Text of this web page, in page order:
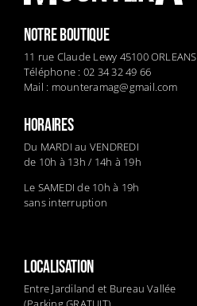
NOTRE BOUTIQUE
11 rue Claude Lewy 45100 ORLEANS
Téléphone : 02 34 32 49 66
Mail : mounteramag@gmail.com
HORAIRES
Du MARDI au VENDREDI
de 10h à 13h / 14h à 19h
Le SAMEDI de 10h à 19h
sans interruption
LOCALISATION
Entre Jardiland et Bureau Vallée